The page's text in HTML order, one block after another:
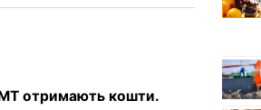
отримають кошти.